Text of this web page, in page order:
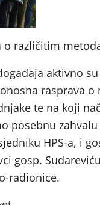
o različitim
aktivno
rasprava o
te na koji
posebnu
HPS-a, i
gosp.
radionice.